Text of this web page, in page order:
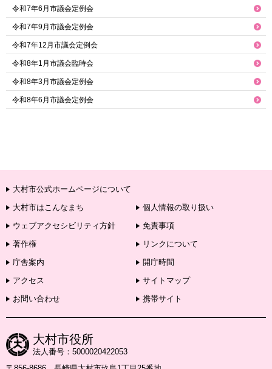
令和7年6月市議会定例会
令和7年9月市議会定例会
令和7年12月市議会定例会
令和8年1月市議会臨時会
令和8年3月市議会定例会
令和8年6月市議会定例会
大村市公式ホームページについて
大村市はこんなまち
個人情報の取り扱い
ウェブアクセシビリティ方針
免責事項
著作権
リンクについて
庁舎案内
開庁時間
アクセス
サイトマップ
お問い合わせ
携帯サイト
大村市役所
法人番号：5000020422053